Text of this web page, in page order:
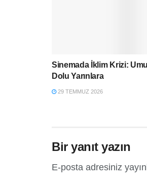
Sinemada İklim Krizi:
Dolu Yarınlara
29 TEMMUZ 2026
Bir yanıt yazın
E-posta adresiniz